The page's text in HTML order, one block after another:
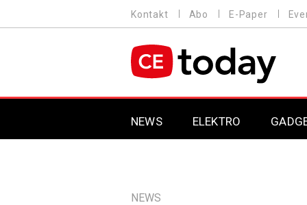
zum
MENU
Kontakt Abo E-Paper
MAIN NAVIGATION
NEWS ELEKTRO
NEWS